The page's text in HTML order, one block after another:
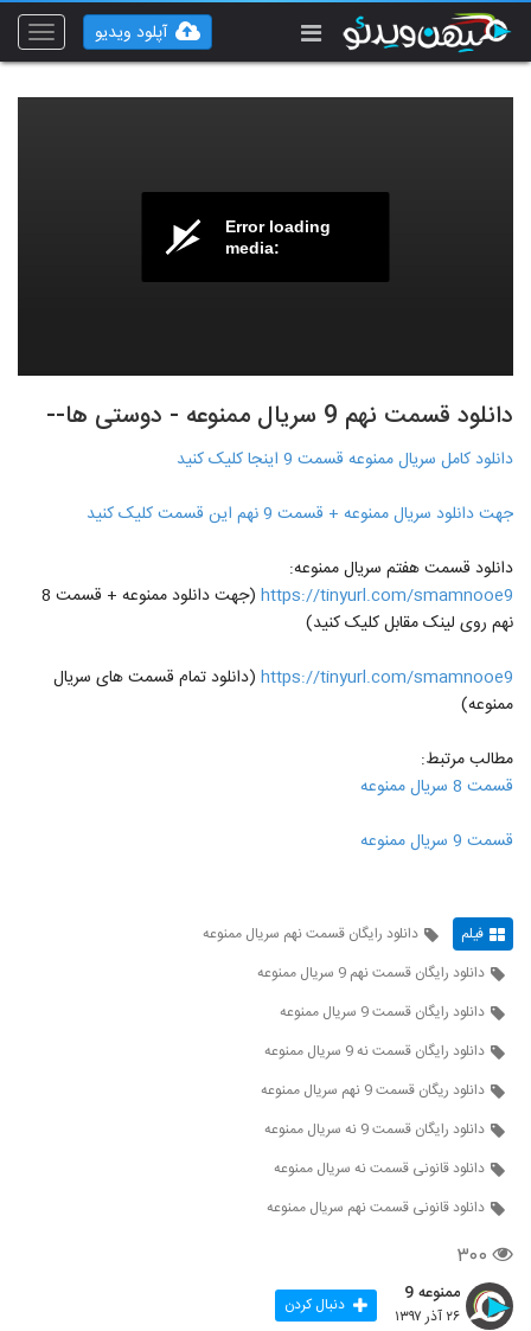
Toggle
آپلود ویدیو
Error loading
media:
دانلود قسمت نهم 9 سریال ممنوعه - دوستی ها--
دانلود کامل سریال ممنوعه قسمت 9 اینجا کلیک کنید
جهت دانلود سریال ممنوعه + قسمت 9 نهم این قسمت کلیک کنید
دانلود قسمت هفتم سریال ممنوعه:
https://tinyurl.com/smamnooe9
(جهت دانلود ممنوعه + قسمت 8
نهم روی لینک مقابل کلیک کنید)
https://tinyurl.com/smamnooe9 (دانلود تمام قسمت های سریال
ممنوعه)
مطالب مرتبط:
قسمت 8 سریال ممنوعه
قسمت 9 سریال ممنوعه
فیلم
دانلود رایگان قسمت نهم سریال ممنوعه
دانلود رایگان قسمت نهم 9 سریال ممنوعه
دانلود رایگان قسمت 9 سریال ممنوعه
دانلود رایگان قسمت نه 9 سریال ممنوعه
دانلود ریگان قسمت 9 نهم سریال ممنوعه
دانلود رایگان قسمت 9 نه سریال ممنوعه
دانلود قانونی قسمت نه سریال ممنوعه
دانلود قانونی قسمت نهم سریال ممنوعه
۳۰۰
ممنوعه 9
۲۶ آذر ۱۳۹۷ دنبال کردن